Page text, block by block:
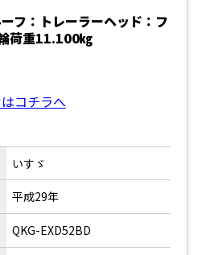
フ：トレーラーヘッド：フ
荷重11.100㎏
コチラへ
いすゞ
平成29年
QKG-EXD52BD